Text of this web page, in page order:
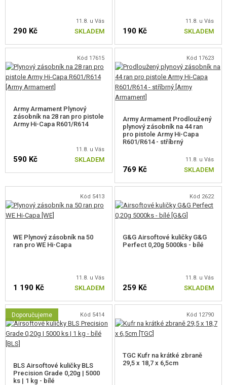
11.8. u Vás
290 Kč SKLADEM
11.8. u Vás
190 Kč SKLADEM
Kód 17615
Army Armament Plynový
zásobník na 28 ran pro pistole
Army Hi-Capa R601/R614
11.8. u Vás
590 Kč SKLADEM
Kód 17623
Army Armament Prodloužený
plynový zásobník na 44 ran
pro pistole Army Hi-Capa
R601/R614 - stříbrný
11.8. u Vás
769 Kč SKLADEM
Kód 5413
WE Plynový zásobník na 50
ran pro WE Hi-Capa
11.8. u Vás
1 190 Kč SKLADEM
Kód 2622
G&G Airsoftové kuličky G&G
Perfect 0,20g 5000ks - bílé
11.8. u Vás
259 Kč SKLADEM
Doporučujeme Kód 5414
BLS Airsoftové kuličky BLS
Precision Grade 0,20g | 5000
ks | 1 kg - bílé
Kód 12790
TGC Kufr na krátké zbraně
29,5 x 18,7 x 6,5cm